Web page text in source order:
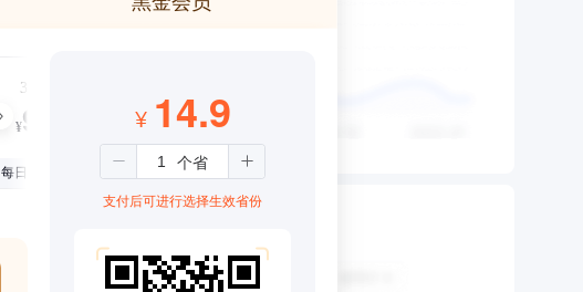
3个月
¥99
每日仅1.08元
¥ 14.9
支付后可进行选择生效省份